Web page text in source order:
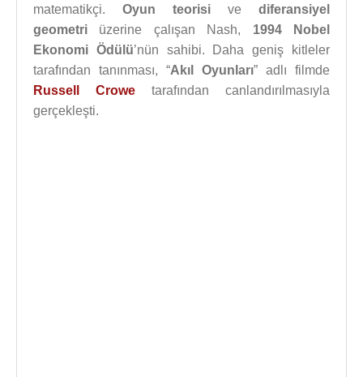
matematikçi. Oyun teorisi ve diferansiyel
geometri üzerine çalışan Nash, 1994
Nobel
Ekonomi Ödülü’nün sahibi. Daha geniş kitleler
tarafından tanınması, “Akıl Oyunları” adlı filmde
Russell Crowe tarafından canlandırılmasıyla
gerçekleşti.